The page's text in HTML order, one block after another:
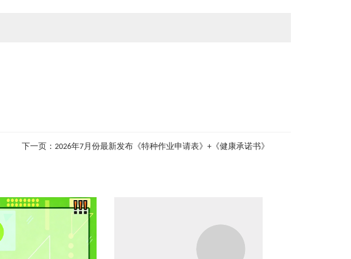
下一页：2026年7月份最新发布《特种作业申请表》+《健康承诺书》